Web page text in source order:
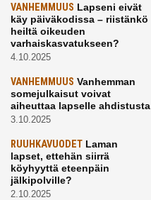
VANHEMMUUS Lapseni eivät
käy päiväkodissa – riistänkö
heiltä oikeuden
varhaiskasvatukseen?
4.10.2025
VANHEMMUUS Vanhemman
somejulkaisut voivat
aiheuttaa lapselle ahdistusta
3.10.2025
RUUHKAVUODET Laman
lapset, ettehän siirrä
köyhyyttä eteenpäin
jälkipolville?
2.10.2025